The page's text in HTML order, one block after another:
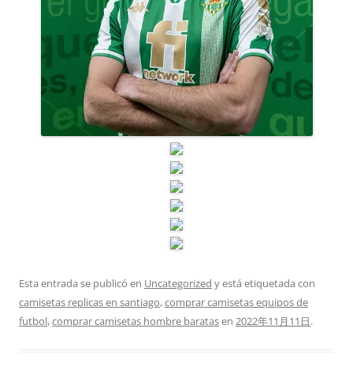
Esta entrada se publicó en Uncategorized y está etiquetada con
camisetas replicas en santiago,comprar camisetas equipos de
futbol,comprar camisetas hombre baratasen 2022年11月11日.